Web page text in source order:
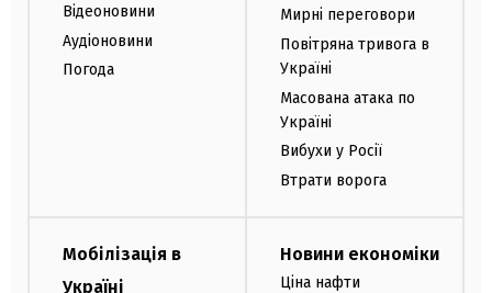
Відеоновини
Аудіоновини
Погода
Мирні переговори
Повітряна тривога в
Україні
Масована атака по
Україні
Вибухи у Росії
Втрати ворога
Мобілізація в
Україні
Новини економіки
Ціна нафти